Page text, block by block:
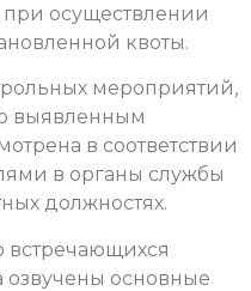
осуществлении
квоты.
мероприятий,
выявленным
в соответствии
в органы службы
должностях.
встречающихся
озвучены основные